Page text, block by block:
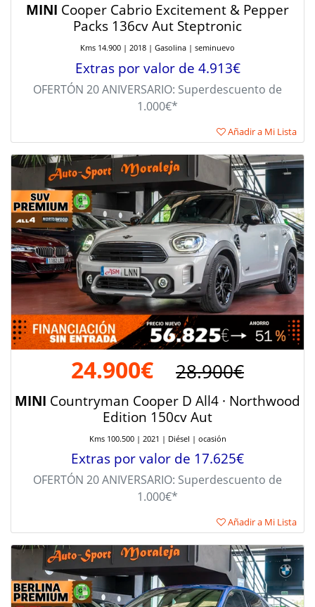
MINI Cooper Cabrio Excitement & Pepper
Packs 136cv Aut Steptronic
Kms 14.900 | 2018 | Gasolina | seminuevo
Extras por valor de 4.913€
OFERTÓN 20 ANIVERSARIO: Superdescuento de
1.000€*
Añadir a Mi Lista
24.900€ 28.900€
MINI Countryman Cooper D All4 · Northwood
Edition 150cv Aut
Kms 100.500 | 2021 | Diésel | ocasión
Extras por valor de 17.625€
OFERTÓN 20 ANIVERSARIO: Superdescuento de
1.000€*
Añadir a Mi Lista